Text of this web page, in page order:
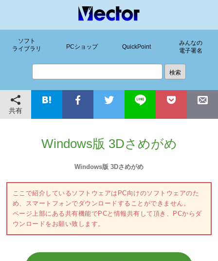
ソフト
ライブラリ
PCショップ QuickPoint
みんなの
電子署名
共有
Windows版 3Dさめがめ
Windows版 3Dさめがめ
ここで紹介しているソフトウェアはPC向けのソフトウェアのた
め、スマートフォンでダウンロードすることができません。
ページ上部にある共有機能でPCと情報共有して頂き、PCからダ
ウンロードをお願い致します。